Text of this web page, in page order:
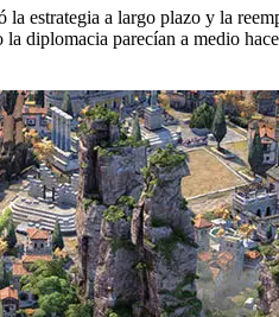
estrategia a largo plazo y la
diplomacia parecían a medio